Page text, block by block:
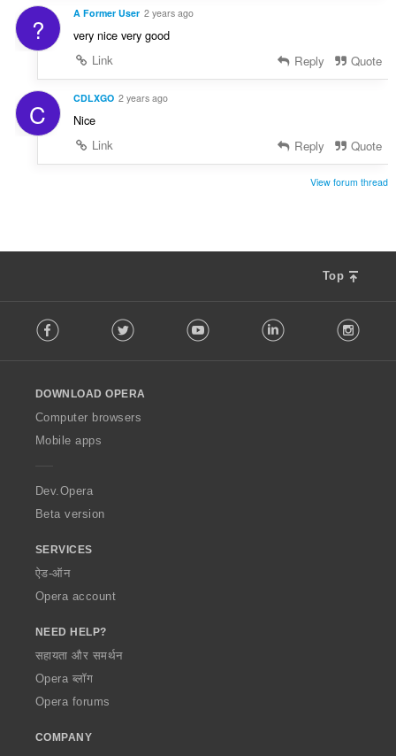
? A Former User 2 years ago
very nice very good
Link
Reply Quote
C CDLXGO 2 years ago
Nice
Link
Reply Quote
View forum thread
Top
o
w
O
p
a
Facebook Twitter Youtube LinkedIn
DOWNLOAD OPERA
Computer browsers
Mobile apps
Dev.Opera
Beta version
SERVICES
ऐड-ऑन
Opera account
NEED HELP?
सहायता और समर्थन
Opera ब्लॉग
Opera forums
COMPANY